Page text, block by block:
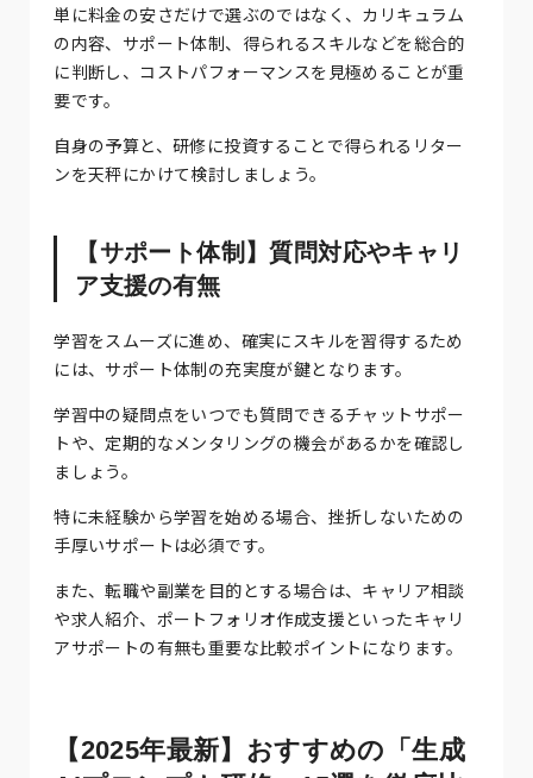
単に料金の安さだけで選ぶのではなく、カリキュラム
の内容、サポート体制、得られるスキルなどを総合的
に判断し、コストパフォーマンスを見極めることが重
要です。
自身の予算と、研修に投資することで得られるリター
ンを天秤にかけて検討しましょう。
【サポート体制】質問対応やキャリ
ア支援の有無
学習をスムーズに進め、確実にスキルを習得するため
には、サポート体制の充実度が鍵となります。
学習中の疑問点をいつでも質問できるチャットサポー
トや、定期的なメンタリングの機会があるかを確認し
ましょう。
特に未経験から学習を始める場合、挫折しないための
手厚いサポートは必須です。
また、転職や副業を目的とする場合は、キャリア相談
や求人紹介、ポートフォリオ作成支援といったキャリ
アサポートの有無も重要な比較ポイントになります。
【2025年最新】おすすめの「生成